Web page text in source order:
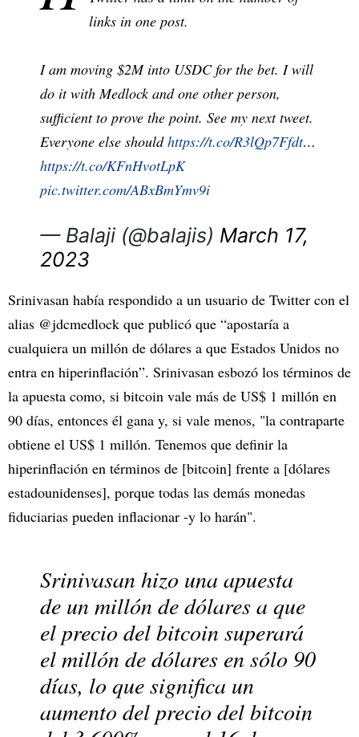
links in one post.
I am moving $2M into USDC for the bet. I will
do it with Medlock and one other person,
sufficient to prove the point. See my next tweet.
Everyone else shouldhttps://t.co/R3lQp7Ffdt…
https://t.co/KFnHvotLpK
pic.twitter.com/ABxBmYmv9i
— Balaji (@balajis) March 17,
2023
Srinivasan había respondido a un usuario de Twitter con el
alias @jdcmedlock que publicó que “apostaría a
cualquiera un millón de dólares a que Estados Unidos no
entra en hiperinflación”. Srinivasan esbozó los términos de
la apuesta como, si bitcoin vale más de US$ 1 millón en
90 días, entonces él gana y, si vale menos, "la contraparte
obtiene el US$ 1 millón. Tenemos que definir la
hiperinflación en términos de [bitcoin] frente a [dólares
estadounidenses], porque todas las demás monedas
fiduciarias pueden inflacionar -y lo harán".
Srinivasan hizo una apuesta
de un millón de dólares a que
el precio del bitcoin superará
el millón de dólares en sólo 90
días, lo que significa un
aumento del precio del bitcoin